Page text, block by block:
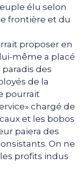
élu selon
frontière et du
proposer en
même a placé
paradis des
de la
pourrait
chargé de
et les bobos
paiera des
On ne
profits indus